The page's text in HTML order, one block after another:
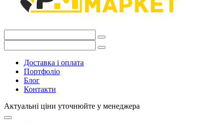
Доставка і оплата
Портфоліо
Блог
Контакти
Актуальні ціни уточнюйте у менеджера